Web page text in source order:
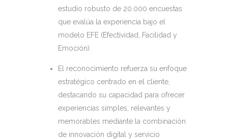
estudio robusto de 20.000 encuestas
que evalúa la experiencia bajo el
modelo EFE (Efectividad, Facilidad y
Emoción).
El reconocimiento refuerza su enfoque
estratégico centrado en el cliente,
destacando su capacidad para ofrecer
experiencias simples, relevantes y
memorables mediante la combinación
de innovación digital y servicio